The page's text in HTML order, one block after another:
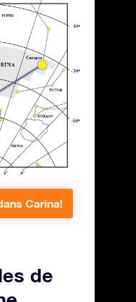
Carina!
de